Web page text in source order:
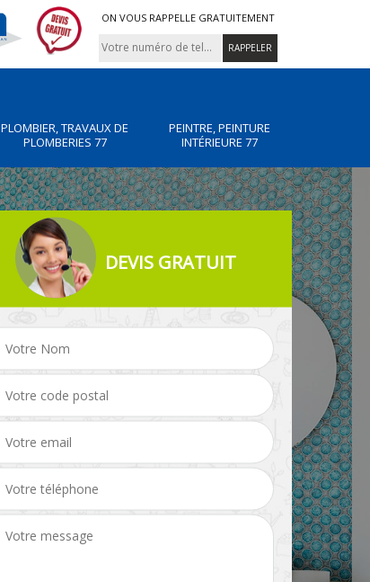
ON VOUS RAPPELLE GRATUITEMENT
PLOMBIER, TRAVAUX DE
PLOMBERIES 77
PEINTRE, PEINTURE
INTÉRIEURE 77
Peintre, peinture
intérieure 77
Rénovation de maison
DEVIS GRATUIT